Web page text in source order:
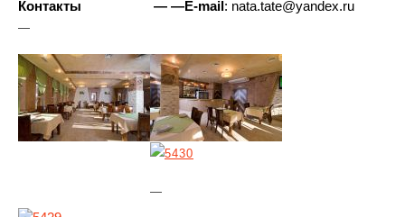
Контакты — —E-mail: nata.tate@yandex.ru
—
—